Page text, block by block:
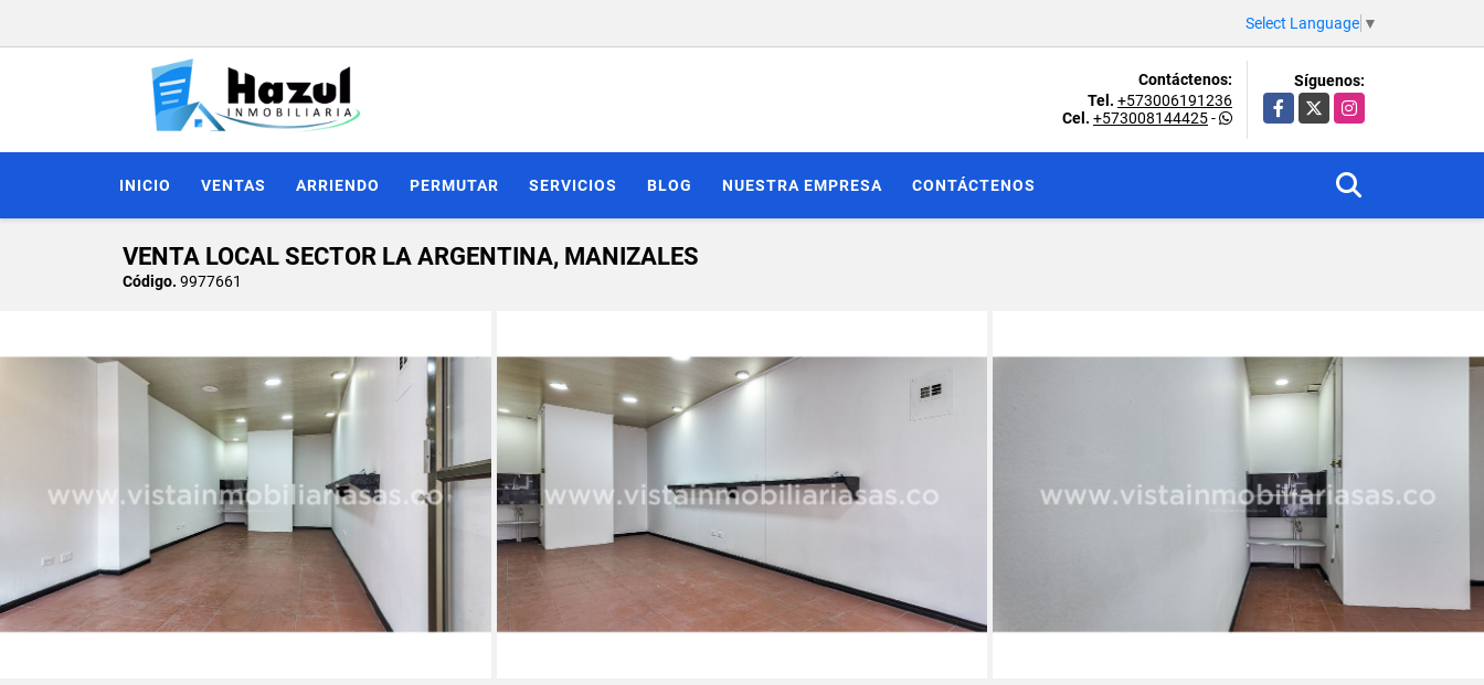
Select Language ▼
Contáctenos:
Tel. +573006191236
Cel. +573008144425-
Síguenos:
Facebook
X Instagram
INICIO VENTAS ARRIENDO PERMUTAR SERVICIOS BLOG NUESTRA EMPRESA CONTÁCTENOS
VENTA LOCAL SECTOR LA ARGENTINA, MANIZALES
Código. 9977661